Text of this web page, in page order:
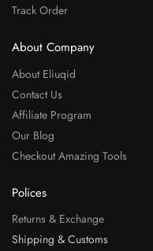
Track Order
About Company
About Eliuqid
Contact Us
Affiliate Program
Our Blog
Checkout Amazing Tools
Polices
Returns & Exchange
Shipping & Customs